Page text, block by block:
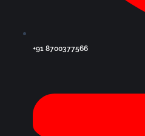
+91 8700377566